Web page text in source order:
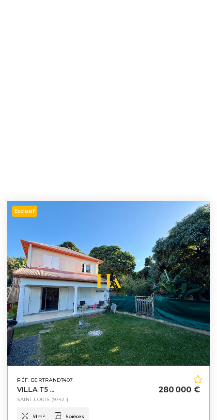
Exclusif
RÉF. BERTRAND7407
VILLA T5 ...
SAINT LOUIS (97421)
280 000 €
91m² 5pièces